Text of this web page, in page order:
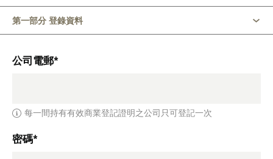
第一部分 登錄資料
公司電郵*
每一間持有有效商業登記證明之公司只可登記一次
密碼*